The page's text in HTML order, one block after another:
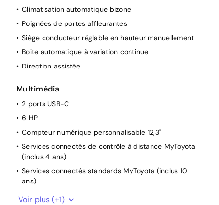
Climatisation automatique bizone
Poignées de portes affleurantes
Siège conducteur réglable en hauteur manuellement
Boîte automatique à variation continue
Direction assistée
Multimédia
2 ports USB-C
6 HP
Compteur numérique personnalisable 12,3"
Services connectés de contrôle à distance MyToyota
(inclus 4 ans)
Services connectés standards MyToyota (inclus 10
ans)
Caméra de recul
Voir plus (+1)